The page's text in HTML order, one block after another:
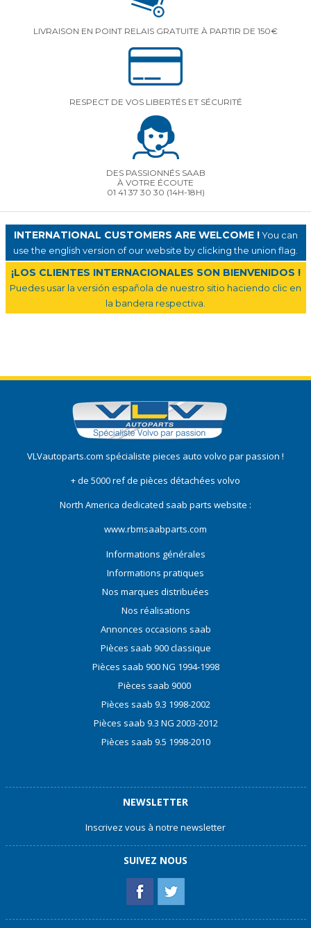
LIVRAISON EN POINT RELAIS GRATUITE À PARTIR DE 150€
RESPECT DE VOS LIBERTÉS ET SÉCURITÉ
DES PASSIONNÉS SAAB
À VOTRE ÉCOUTE
01 41 37 30 30 (14H-18H)
INTERNATIONAL CUSTOMERS ARE WELCOME !You can
use the english version of our website by clicking the union flag.
¡LOS CLIENTES INTERNACIONALES SON BIENVENIDOS !
Puedes usar la versión española de nuestro sitio haciendo clic en
la bandera respectiva.
VLVautoparts.com spécialiste pieces auto volvo par passion !
+ de 5000 ref de pièces détachées volvo
North America dedicated saab parts website :
www.rbmsaabparts.com
Informations générales
Informations pratiques
Nos marques distribuées
Nos réalisations
Annonces occasions saab
Pièces saab 900 classique
Pièces saab 900 NG 1994-1998
Pièces saab 9000
Pièces saab 9.3 1998-2002
Pièces saab 9.3 NG 2003-2012
Pièces saab 9.5 1998-2010
NEWSLETTER
Inscrivez vous à notre newsletter
SUIVEZ NOUS